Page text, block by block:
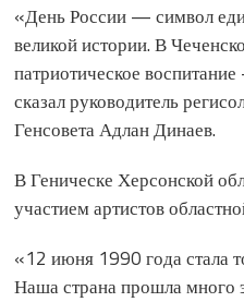
«День России — символ
великой истории. В
патриотическое
сказал руководитель
Генсовета Адлан Динаев.
В Геническе Херсонской
участием артистов
«12 июня 1990 года стала
Наша страна прошла много